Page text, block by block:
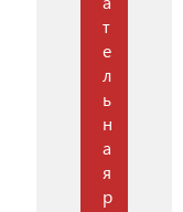
т
е
л
ь
н
а
я
р